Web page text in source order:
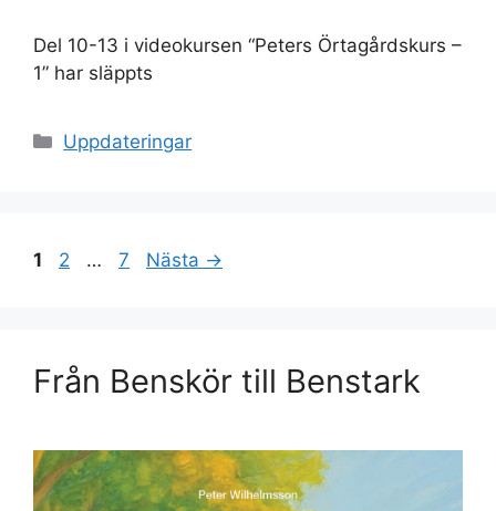
Del 10-13 i videokursen “Peters Örtagårdskurs –
1” har släppts
Kategorier
Uppdateringar
Sida
1 Sida
2 … Sida
7 Nästa →
Från Benskör till Benstark